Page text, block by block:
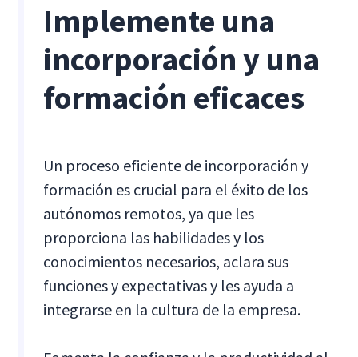
Implemente una
incorporación y una
formación eficaces
Un proceso eficiente de incorporación y
formación es crucial para el éxito de los
autónomos remotos, ya que les
proporciona las habilidades y los
conocimientos necesarios, aclara sus
funciones y expectativas y les ayuda a
integrarse en la cultura de la empresa.